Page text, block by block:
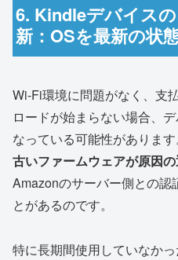
6. Kindleデバイス
新：OSを最新の状
Wi-Fi環境に問題がなく、支
ロードが始まらない場合、
なっている可能性があります
古いファームウェアが原因
Amazonのサーバー側との認
とがあるのです。
特に長期間使用していなか